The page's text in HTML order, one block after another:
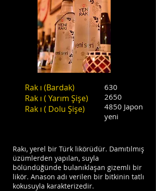
Rak ı (Bardak)
Rak ı ( Yarım Şişe)
Rak ı ( Dolu Şişe)
630
2650
4850 Japon
yeni
Rakı, yerel bir Türk likörüdür. Damıtılmış
üzümlerden yapılan, suyla
bölündüğünde bulanıklaşan gizemli bir
likör. Anason adı verilen bir bitkinin tatlı
kokusuyla karakterizedir.